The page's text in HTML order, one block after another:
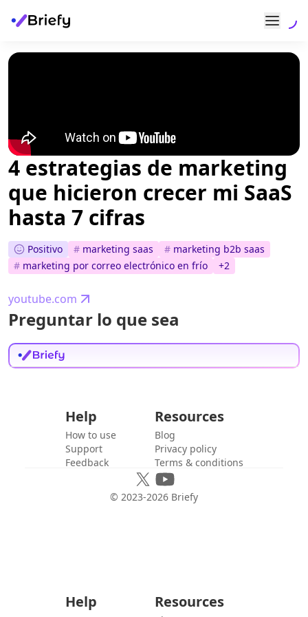
4 estrategias de marketing
que hicieron crecer mi SaaS
hasta 7 cifras
Positivo # marketing saas # marketing b2b saas
# marketing por correo electrónico en frío +2
youtube.com
Preguntar lo que sea
Help
How to use
Support
Feedback
Resources
Blog
Privacy policy
Terms & conditions
© 2023-2026 Briefy
Help Resources